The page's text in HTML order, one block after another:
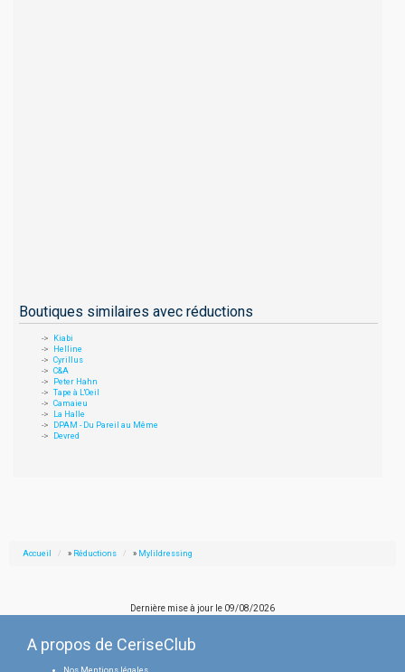
Boutiques similaires avec réductions
Kiabi
Helline
Cyrillus
C&A
Peter Hahn
Tape à L'Oeil
Camaieu
La Halle
DPAM - Du Pareil au Même
Devred
Accueil » Réductions » Mylildressing
Dernière mise à jour le 09/08/2026
A propos de CeriseClub
Nos Mentions légales